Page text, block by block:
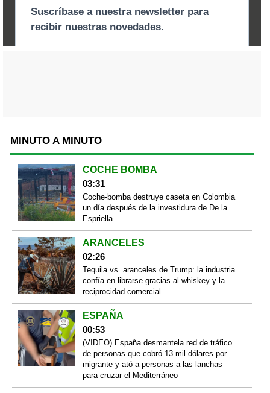
MINUTO A MINUTO
COCHE BOMBA
03:31
Coche-bomba destruye caseta en Colombia
un día después de la investidura de De la
Espriella
ARANCELES
02:26
Tequila vs. aranceles de Trump: la industria
confía en librarse gracias al whiskey y la
reciprocidad comercial
ESPAÑA
00:53
(VIDEO) España desmantela red de tráfico
de personas que cobró 13 mil dólares por
migrante y ató a personas a las lanchas
para cruzar el Mediterráneo